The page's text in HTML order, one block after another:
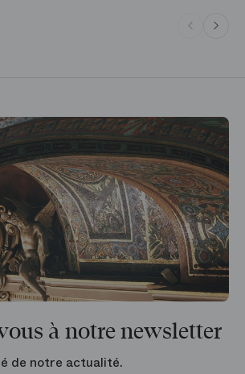
à notre newsletter
de notre actualité.